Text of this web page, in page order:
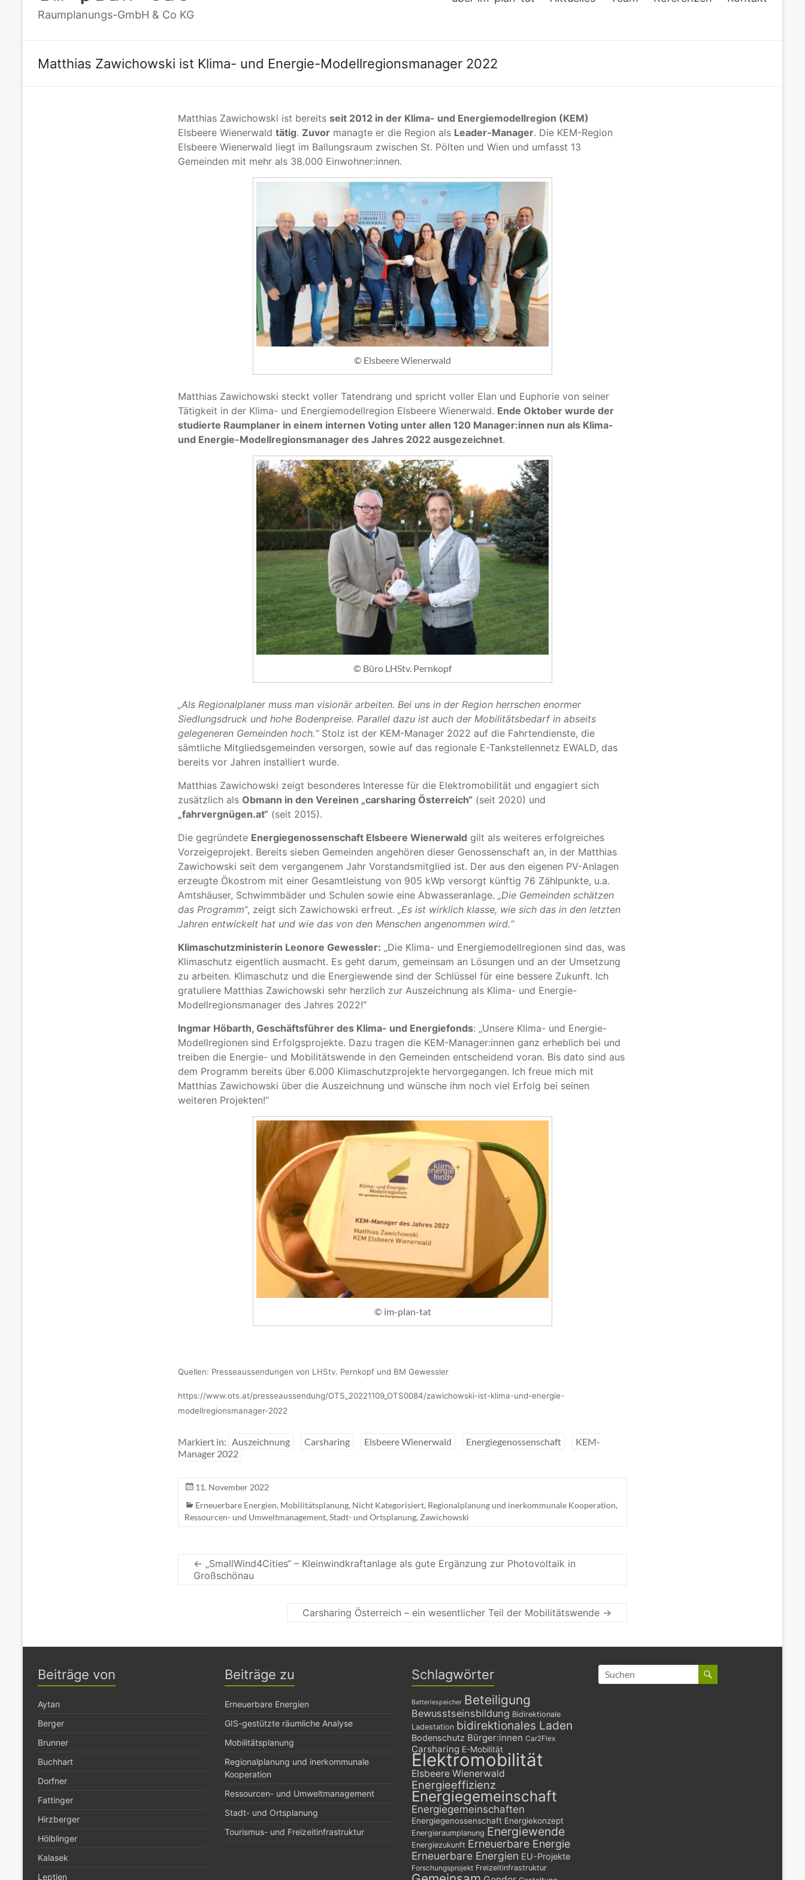
Raumplanungs-GmbH & Co KG
Matthias Zawichowski ist Klima- und Energie-Modellregionsmanager 2022
Matthias Zawichowski ist bereits seit 2012 in der Klima- und Energiemodellregion (KEM)
Elsbeere Wienerwald tätig. Zuvor managte er die Region als Leader-Manager. Die KEM-Region
Elsbeere Wienerwald liegt im Ballungsraum zwischen St. Pölten und Wien und umfasst 13
Gemeinden mit mehr als 38.000 Einwohner:innen.
© Elsbeere Wienerwald
Matthias Zawichowski steckt voller Tatendrang und spricht voller Elan und Euphorie von seiner
Tätigkeit in der Klima- und Energiemodellregion Elsbeere Wienerwald. Ende Oktober wurde der
studierte Raumplaner in einem internen Voting unter allen 120 Manager:innen nun als Klima-
und Energie-Modellregionsmanager des Jahres 2022 ausgezeichnet.
© Büro LHStv. Pernkopf
„Als Regionalplaner muss man visionär arbeiten. Bei uns in der Region herrschen enormer
Siedlungsdruck und hohe Bodenpreise. Parallel dazu ist auch der Mobilitätsbedarf in abseits
gelegeneren Gemeinden hoch.“Stolz ist der KEM-Manager 2022 auf die Fahrtendienste, die
sämtliche Mitgliedsgemeinden versorgen, sowie auf das regionale E-Tankstellennetz EWALD, das
bereits vor Jahren installiert wurde.
Matthias Zawichowski zeigt besonderes Interesse für die Elektromobilität und engagiert sich
zusätzlich als Obmann in den Vereinen „carsharing Österreich“ (seit 2020) und
„fahrvergnügen.at“ (seit 2015).
Die gegründete Energiegenossenschaft Elsbeere Wienerwald gilt als weiteres erfolgreiches
Vorzeigeprojekt. Bereits sieben Gemeinden angehören dieser Genossenschaft an, in der Matthias
Zawichowski seit dem vergangenem Jahr Vorstandsmitglied ist. Der aus den eigenen PV-Anlagen
erzeugte Ökostrom mit einer Gesamtleistung von 905 kWp versorgt künftig 76 Zählpunkte, u.a.
Amtshäuser, Schwimmbäder und Schulen sowie eine Abwasseranlage. „Die Gemeinden schätzen
das Programm“, zeigt sich Zawichowski erfreut. „Es ist wirklich klasse, wie sich das in den letzten
Jahren entwickelt hat und wie das von den Menschen angenommen wird.“
Klimaschutzministerin Leonore Gewessler: „Die Klima- und Energiemodellregionen sind das, was
Klimaschutz eigentlich ausmacht. Es geht darum, gemeinsam an Lösungen und an der Umsetzung
zu arbeiten. Klimaschutz und die Energiewende sind der Schlüssel für eine bessere Zukunft. Ich
gratuliere Matthias Zawichowski sehr herzlich zur Auszeichnung als Klima- und Energie-
Modellregionsmanager des Jahres 2022!“
Ingmar Höbarth, Geschäftsführer des Klima- und Energiefonds: „Unsere Klima- und Energie-
Modellregionen sind Erfolgsprojekte. Dazu tragen die KEM-Manager:innen ganz erheblich bei und
treiben die Energie- und Mobilitätswende in den Gemeinden entscheidend voran. Bis dato sind aus
dem Programm bereits über 6.000 Klimaschutzprojekte hervorgegangen. Ich freue mich mit
Matthias Zawichowski über die Auszeichnung und wünsche ihm noch viel Erfolg bei seinen
weiteren Projekten!“
© im-plan-tat
Quellen: Presseaussendungen von LHStv. Pernkopf und BM Gewessler
https://www.ots.at/presseaussendung/OTS_20221109_OTS0084/zawichowski-ist-klima-und-energie-
modellregionsmanager-2022
Markiert in: Auszeichnung Carsharing Elsbeere Wienerwald Energiegenossenschaft
KEM-
Manager 2022
11. November 2022
Erneuerbare Energien, Mobilitätsplanung, Nicht Kategorisiert, Regionalplanung und inerkommunale Kooperation,
Ressourcen- und Umweltmanagement, Stadt- und Ortsplanung, Zawichowski
← „SmallWind4Cities“ – Kleinwindkraftanlage als gute Ergänzung zur Photovoltaik in
Großschönau
Carsharing Österreich – ein wesentlicher Teil der Mobilitätswende →
Beiträge von
Aytan
Berger
Brunner
Buchhart
Dorfner
Fattinger
Hirzberger
Hölblinger
Kalasek
Leptien
Beiträge zu
Erneuerbare Energien
GIS-gestützte räumliche Analyse
Mobilitätsplanung
Regionalplanung und inerkommunale
Kooperation
Ressourcen- und Umweltmanagement
Stadt- und Ortsplanung
Tourismus- und Freizeitinfrastruktur
Schlagwörter
Batteriespeicher Beteiligung
Bewusstseinsbildung Bidirektionale
Ladestation bidirektionales Laden
Bodenschutz Bürger:innen Car2Flex
Carsharing E-Mobilität
Elektromobilität
Elsbeere Wienerwald
Energieeffizienz
Energiegemeinschaft
Energiegemeinschaften
Energiegenossenschaft Energiekonzept
Energieraumplanung Energiewende
Energiezukunft Erneuerbare Energie
Erneuerbare Energien EU-Projekte
Forschungsprojekt Freizeitinfrastruktur